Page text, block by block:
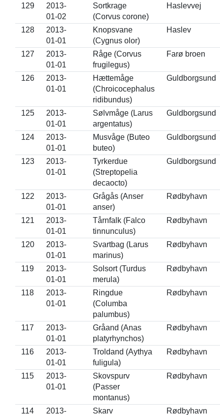
129
2013-
01-02
Sortkrage
(Corvus corone)
Haslevvej
128
2013-
01-01
Knopsvane
(Cygnus olor)
Haslev
127
2013-
01-01
Råge (Corvus
frugilegus)
Farø broen
126
2013-
01-01
Hættemåge
(Chroicocephalus
ridibundus)
Guldborgsund
125
2013-
01-01
Sølvmåge (Larus
argentatus)
Guldborgsund
124
2013-
01-01
Musvåge (Buteo
buteo)
Guldborgsund
123
2013-
01-01
Tyrkerdue
(Streptopelia
decaocto)
Guldborgsund
122
2013-
01-01
Grågås (Anser
anser)
Rødbyhavn
121
2013-
01-01
Tårnfalk (Falco
tinnunculus)
Rødbyhavn
120
2013-
01-01
Svartbag (Larus
marinus)
Rødbyhavn
119
2013-
01-01
Solsort (Turdus
merula)
Rødbyhavn
118
2013-
01-01
Ringdue
(Columba
palumbus)
Rødbyhavn
117
2013-
01-01
Gråand (Anas
platyrhynchos)
Rødbyhavn
116
2013-
01-01
Troldand (Aythya
fuligula)
Rødbyhavn
115
2013-
01-01
Skovspurv
(Passer
montanus)
Rødbyhavn
114 2013- Skarv Rødbyhavn